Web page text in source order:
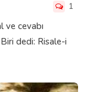
1
ve cevabı
dedi: Risale-i